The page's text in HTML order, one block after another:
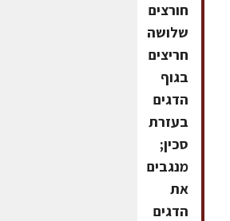
חורצים
שלושה
חריצים
בגוף
הדגים
בעזרת
סכין;
מנגבים
את
הדגים